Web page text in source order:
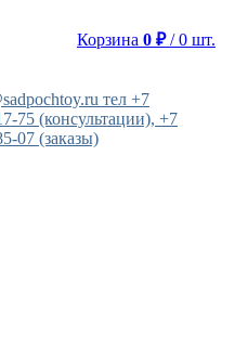
Корзина 0 ₽ /0 шт.
тел +7
75 (консультации), +7
07 (заказы)